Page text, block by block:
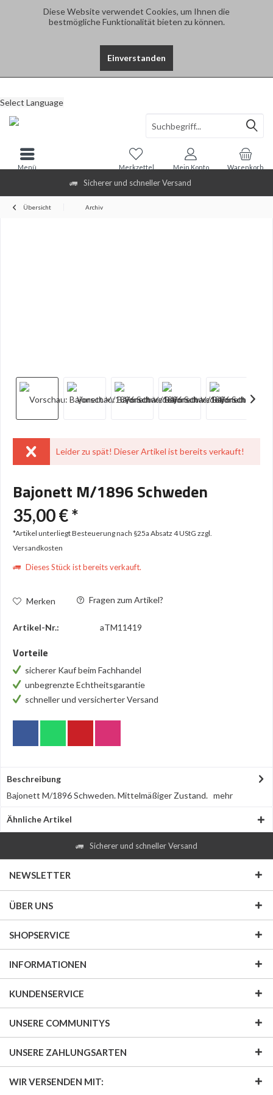
Diese Website verwendet Cookies, um Ihnen die
bestmögliche Funktionalität bieten zu können.
Einverstanden
Sicherer und schneller Versand
Select Language
Warenkorb
Merkzettel Mein Konto
Menü
Übersicht Archiv
Leider zu spät! Dieser Artikel ist bereits verkauft!
Bajonett M/1896 Schweden
35,00 € *
*Artikel unterliegt Besteuerung nach §25a Absatz 4 UStG zzgl.
Versandkosten
Dieses Stück ist bereits verkauft.
Merken Fragen zum Artikel?
Artikel-Nr.: aTM11419
Vorteile
sicherer Kauf beim Fachhandel
unbegrenzte Echtheitsgarantie
schneller und versicherter Versand
Beschreibung
Bajonett M/1896 Schweden. Mittelmäßiger Zustand. mehr
Ähnliche Artikel
Sicherer und schneller Versand
NEWSLETTER
ÜBER UNS
SHOPSERVICE
INFORMATIONEN
KUNDENSERVICE
UNSERE COMMUNITYS
UNSERE ZAHLUNGSARTEN
WIR VERSENDEN MIT: